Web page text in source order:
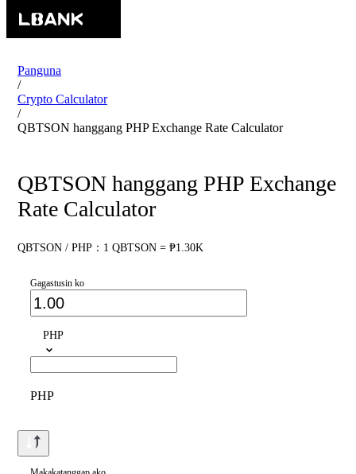
Panguna
/
Crypto Calculator
/
QBTSON hanggang PHP Exchange Rate Calculator
QBTSON hanggang PHP Exchange
Rate Calculator
QBTSON / PHP：1 QBTSON = ₱1.30K
Gagastusin ko
PHP
PHP